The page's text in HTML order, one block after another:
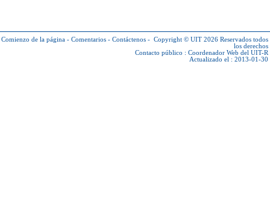
Comienzo de la página - Comentarios - Contáctenos - Copyright © UIT 2026 Reservados todos
los derechos
Contacto público : Coordenador Web del UIT-R
Actualizado el : 2013-01-30